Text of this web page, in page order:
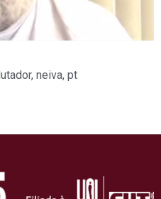
lutador, neiva, pt